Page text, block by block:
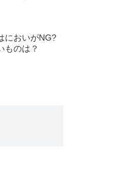
においがNG?
ものは？